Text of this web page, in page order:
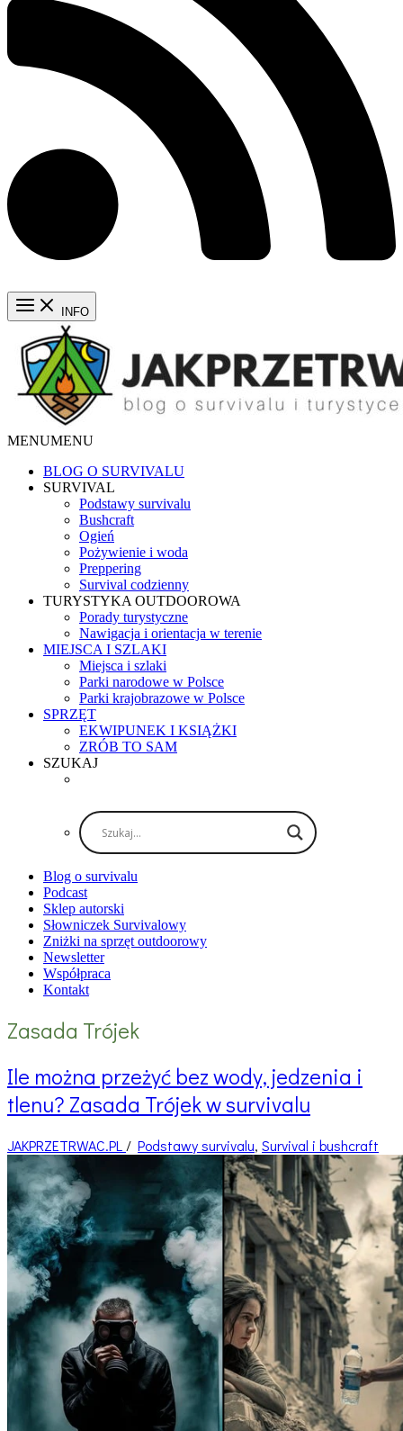
INFO
MENUMENU
BLOG O SURVIVALU
SURVIVAL
Podstawy survivalu
Bushcraft
Ogień
Pożywienie i woda
Preppering
Survival codzienny
TURYSTYKA OUTDOOROWA
Porady turystyczne
Nawigacja i orientacja w terenie
MIEJSCA I SZLAKI
Miejsca i szlaki
Parki narodowe w Polsce
Parki krajobrazowe w Polsce
SPRZĘT
EKWIPUNEK I KSIĄŻKI
ZRÓB TO SAM
SZUKAJ
Blog o survivalu
Podcast
Sklep autorski
Słowniczek Survivalowy
Zniżki na sprzęt outdoorowy
Newsletter
Współpraca
Kontakt
Zasada Trójek
Ile można przeżyć bez wody, jedzenia i
tlenu? Zasada Trójek w survivalu
JAKPRZETRWAC.PL / Podstawy survivalu, Survival i bushcraft